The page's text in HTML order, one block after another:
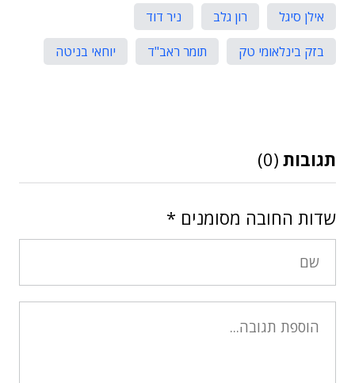
אילן סיגל
רון גלב
ניר דוד
בזק בינלאומי טק
תומר ראב"ד יוחאי בניטה
תגובות (0)
שדות החובה מסומנים *